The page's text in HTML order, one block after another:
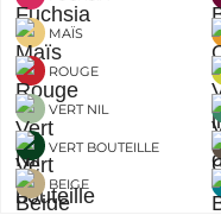
MAÏS
ROUGE
VERT NIL
VERT BOUTEILLE
BEIGE